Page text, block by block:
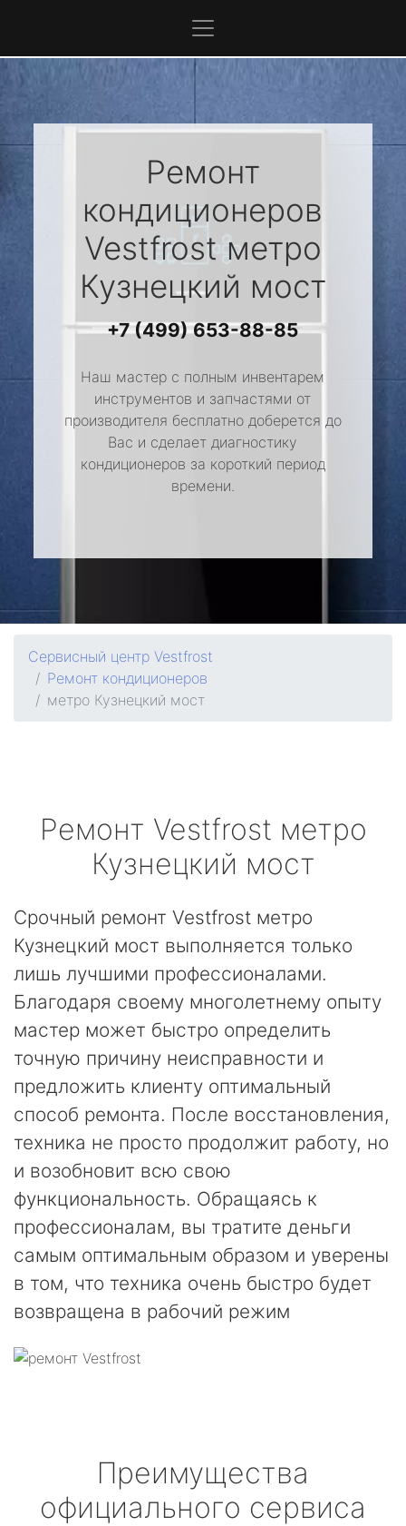
Ремонт
кондиционеров
Vestfrostметро
Кузнецкий мост
+7 (499) 653-88-85
Наш мастер с полным инвентарем
инструментов и запчастями от
производителя бесплатно доберется до
Вас и сделает диагностику
кондиционеров за короткий период
времени.
Сервисный центр Vestfrost
Ремонт кондиционеров
метро Кузнецкий мост
Ремонт Vestfrost метро
Кузнецкий мост
Срочный ремонт Vestfrost метро
Кузнецкий мост выполняется только
лишь лучшими профессионалами.
Благодаря своему многолетнему опыту
мастер может быстро определить
точную причину неисправности и
предложить клиенту оптимальный
способ ремонта. После восстановления,
техника не просто продолжит работу, но
и возобновит всю свою
функциональность. Обращаясь к
профессионалам, вы тратите деньги
самым оптимальным образом и уверены
в том, что техника очень быстро будет
возвращена в рабочий режим
Преимущества
официального сервиса